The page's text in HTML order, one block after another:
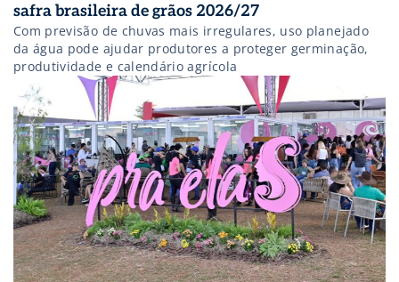
safra brasileira de grãos 2026/27
Com previsão de chuvas mais irregulares, uso planejado
da água pode ajudar produtores a proteger germinação,
produtividade e calendário agrícola